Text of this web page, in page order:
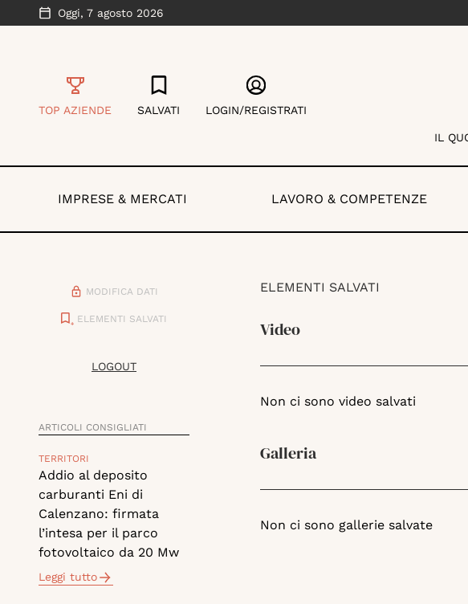
Oggi, 7 agosto 2026
TOP AZIENDE SALVATI LOGIN/REGISTRATI
IL
IMPRESE & MERCATI LAVORO & COMPETENZE
MODIFICA DATI
ELEMENTI SALVATI
LOGOUT
ARTICOLI CONSIGLIATI
TERRITORI
Addio al deposito
carburanti Eni di
Calenzano: firmata
l’intesa per il parco
fotovoltaico da 20 Mw
Leggi tutto
ELEMENTI SALVATI
Video
Non ci sono video salvati
Galleria
Non ci sono gallerie salvate